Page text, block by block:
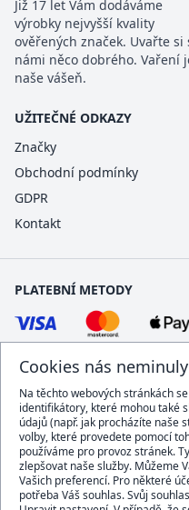
Cookies nás neminuly
Na těchto webových stránkách
identifikátory, které mohou také
údajů (např. jak procházíte naše
volby, které provedete pomocí
používáme pro provoz stránek.
zlepšovat naše služby. Můžeme
Vašich preferencí. Pro některé
potřeba Váš souhlas. Svůj
Již 17 let Vám dodáváme
výrobky nejvyšší kvality
ověřených značek. Uvařte si
námi něco dobrého. Vaření
naše vášeň.
UŽITEČNÉ ODKAZY
Značky
Obchodní podmínky
GDPR
Kontakt
PLATEBNÍ METODY
DOPRAVCI